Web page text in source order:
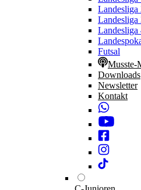
Landesliga
Landesliga
Landesliga
Futsal
Musste-
Downloads
Newsletter
Kontakt